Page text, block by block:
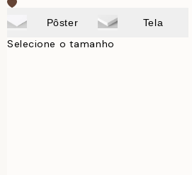
Pôster Tela
Selecione o tamanho